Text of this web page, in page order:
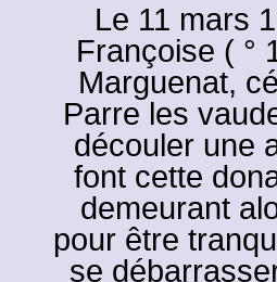
Le 11 mars
Françoise ( °
Marguenat,
Parre les
découler une
font cette
demeurant
pour être
se